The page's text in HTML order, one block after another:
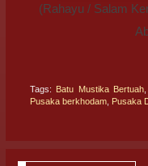
(Rahayu / Salam
Tags: Batu Mustika Bertuah
Pusaka berkhodam Pusaka